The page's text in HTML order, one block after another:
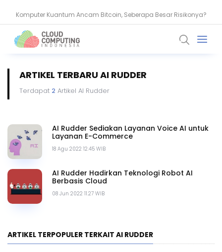
Komputer Kuantum Ancam Bitcoin, Seberapa Besar Risikonya?
AMD Gandeng Core Scientific Bangun Infrastruktur AI Raksasa
ARTIKEL TERBARU AI RUDDER
Terdapat 2 Artikel AI Rudder
18 Agu 2022 12.45 WIB
AI Rudder Sediakan Layanan Voice AI untuk
Layanan E-Commerce
08 Jun 2022 11.27 WIB
AI Rudder Hadirkan Teknologi Robot AI
Berbasis Cloud
ARTIKEL TERPOPULER TERKAIT AI RUDDER